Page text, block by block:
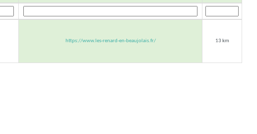
https://www.les-renard-en-beaujolais.fr/ 13 km